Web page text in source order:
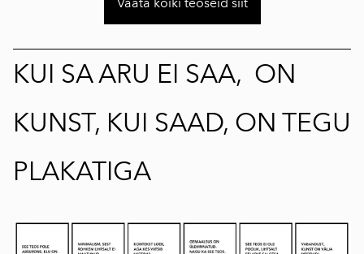
Vaata kõiki teoseid siit
KUI SA ARU EI SAA, ON
KUNST, KUI SAAD, ON TEGU
PLAKATIGA